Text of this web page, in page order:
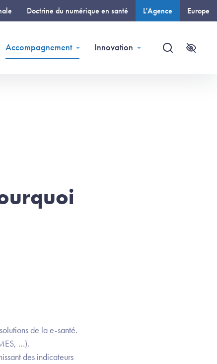
Doctrine du numérique en santé L'Agence Europe
Accompagnement Innovation
Recherche
de la e-santé.
…).
des indicateurs